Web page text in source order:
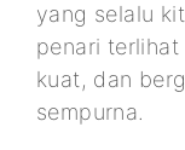
yang selalu
penari
kuat, dan
sempurna.